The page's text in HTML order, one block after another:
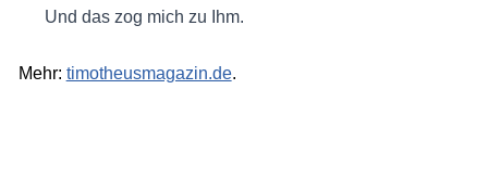
Und das zog mich zu Ihm.
Mehr: timotheusmagazin.de.